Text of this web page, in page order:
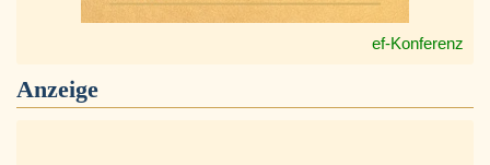
ef-Konferenz
Anzeige